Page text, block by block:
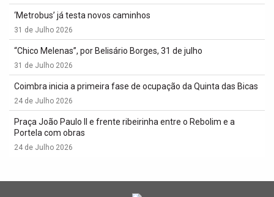
‘Metrobus’ já testa novos caminhos
31 de Julho 2026
“Chico Melenas”, por Belisário Borges, 31 de julho
31 de Julho 2026
Coimbra inicia a primeira fase de ocupação da Quinta das Bicas
24 de Julho 2026
Praça João Paulo II e frente ribeirinha entre o Rebolim e a
Portela com obras
24 de Julho 2026